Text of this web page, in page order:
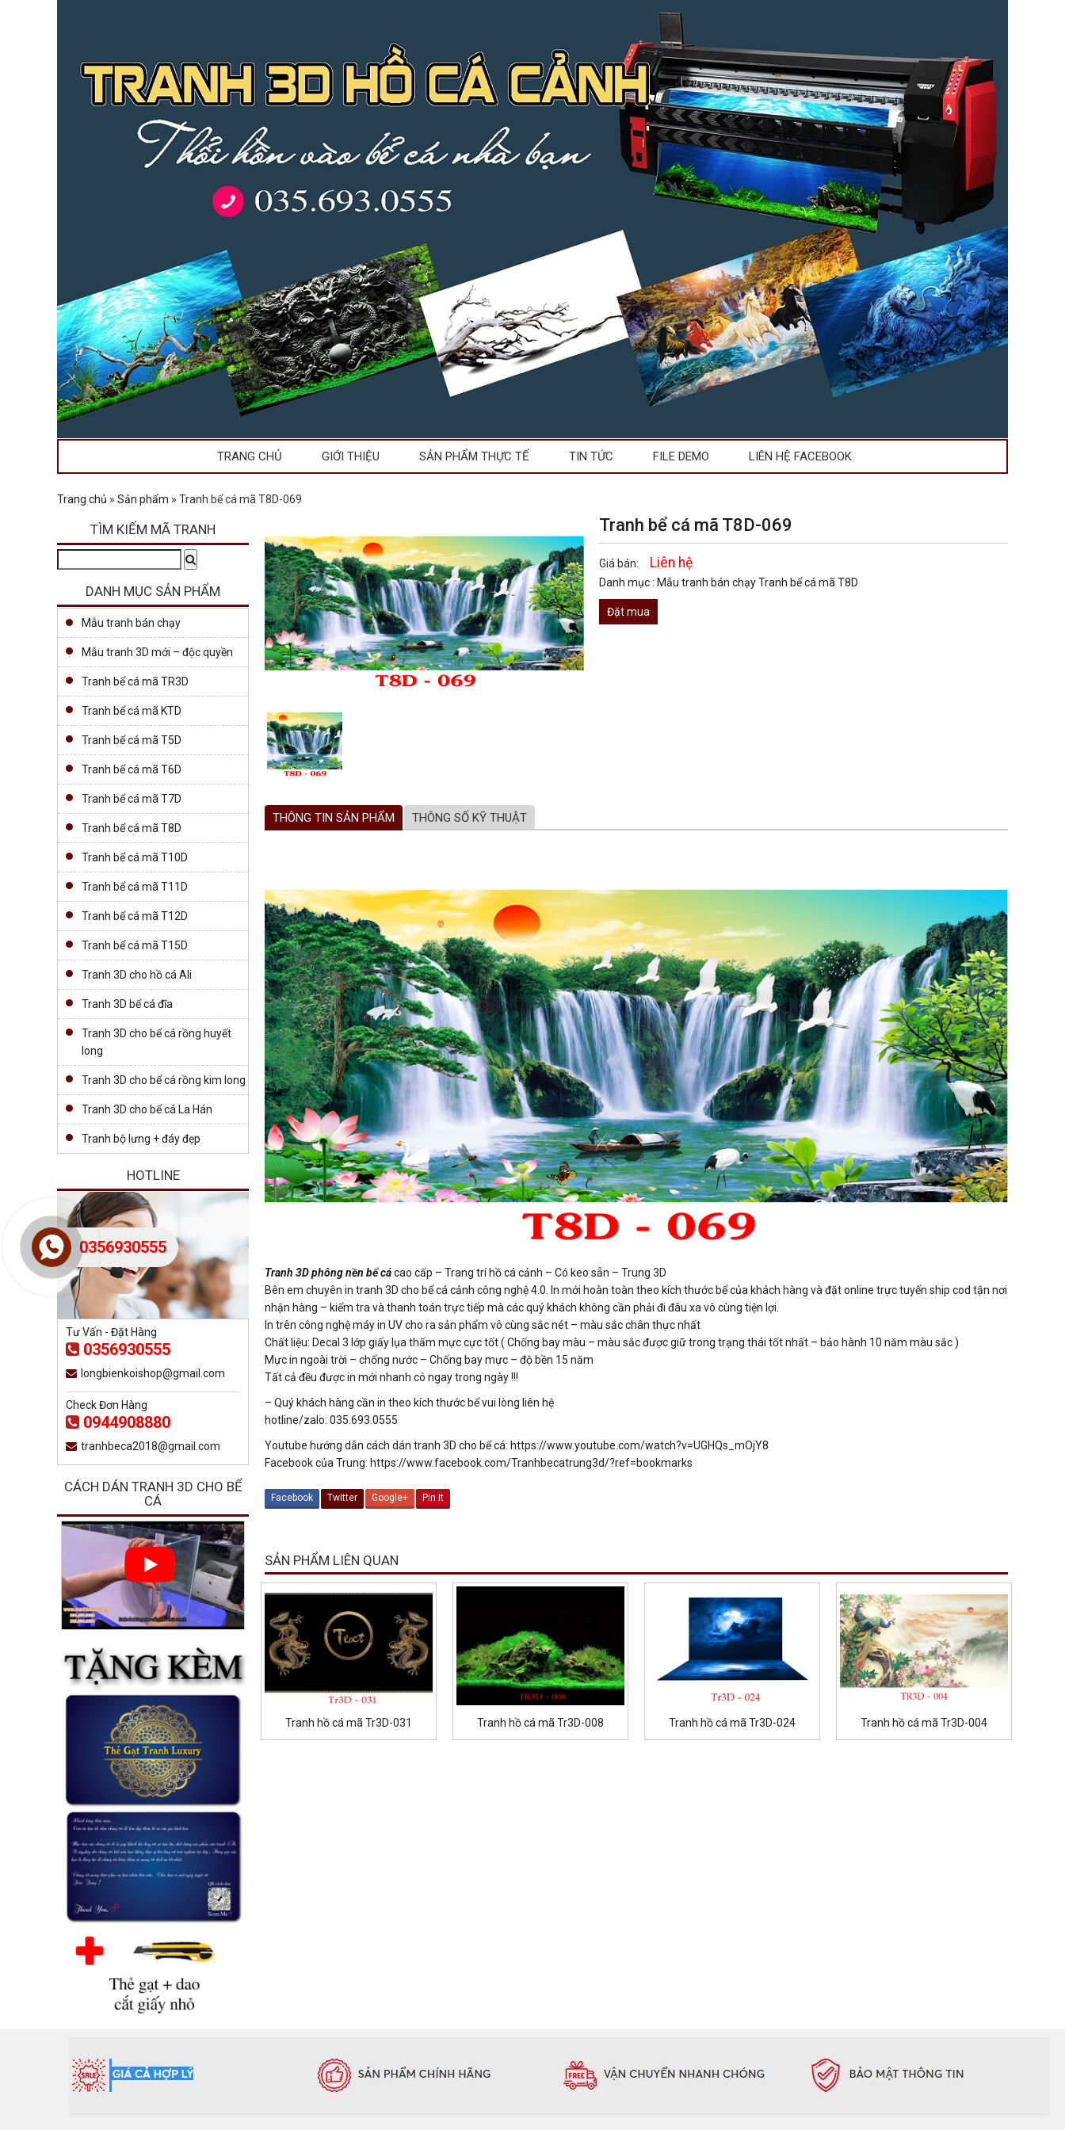
TRANG CHỦ GIỚI THIỆU SẢN PHẨM THỰC TẾ TIN TỨC FILE DEMO LIÊN HỆ FACEBOOK
Trang chủ » Sản phẩm » Tranh bể cá mã T8D-069
Tranh bể cá mã T8D-069
Giá bán: Liên hệ
Danh mục : Mẫu tranh bán chạyTranh bể cá mã T8D
Đặt mua
THÔNG TIN SẢN PHẨM THÔNG SỐ KỸ THUẬT
Tranh 3D phông nền bể cácao cấp – Trang trí hồ cá cảnh – Có keo sẵn – Trung 3D
Bên em chuyên in tranh 3D cho bể cá cảnh công nghệ 4.0. In mới hoàn toàn theo kích thước bể của khách hàng và đặt online trực tuyến ship cod tận nơi
nhận hàng – kiểm tra và thanh toán trực tiếp mà các quý khách không cần phải đi đâu xa vô cùng tiện lợi.
In trên công nghệ máy in UV cho ra sản phẩm vô cùng sắc nét – màu sắc chân thực nhất
Chất liệu: Decal 3 lớp giấy lụa thấm mực cực tốt ( Chống bay màu – màu sắc được giữ trong trạng thái tốt nhất – bảo hành 10 năm màu sắc )
Mực in ngoài trời – chống nước – Chống bay mực – độ bền 15 năm
Tất cả đều được in mới nhanh có ngay trong ngày !!!
– Quý khách hàng cần in theo kích thước bể vui lòng liên hệ
hotline/zalo: 035.693.0555
Youtube hướng dẫn cách dán tranh 3D cho bể cá: https://www.youtube.com/watch?v=UGHQs_mOjY8
Facebook của Trung: https://www.facebook.com/Tranhbecatrung3d/?ref=bookmarks
Facebook Twitter Google+ Pin It
SẢN PHẨM LIÊN QUAN
Tranh hồ cá mã Tr3D-031 Tranh hồ cá mã Tr3D-008 Tranh hồ cá mã Tr3D-024 Tranh hồ cá mã Tr3D-004
TÌM KIẾM MÃ TRANH
DANH MỤC SẢN PHẨM
Mẫu tranh bán chạy
Mẫu tranh 3D mới – độc quyền
Tranh bể cá mã TR3D
Tranh bể cá mã KTD
Tranh bể cá mã T5D
Tranh bể cá mã T6D
Tranh bể cá mã T7D
Tranh bể cá mã T8D
Tranh bể cá mã T10D
Tranh bể cá mã T11D
Tranh bể cá mã T12D
Tranh bể cá mã T15D
Tranh 3D cho hồ cá Ali
Tranh 3D bể cá đĩa
Tranh 3D cho bể cá rồng huyết
long
Tranh 3D cho bể cá rồng kim long
Tranh 3D cho bể cá La Hán
Tranh bộ lưng + đáy đẹp
HOTLINE
Tư Vấn - Đặt Hàng
0356930555
longbienkoishop@gmail.com
Check Đơn Hàng
0944908880
tranhbeca2018@gmail.com
CÁCH DÁN TRANH 3D CHO BỂ
CÁ
0356930555